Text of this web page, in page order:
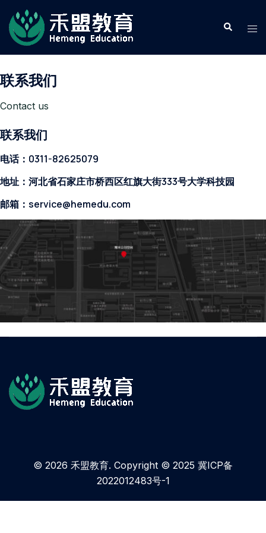
content
联系我们
Contact us
联系我们
电话：0311-82625079
地址：河北省石家庄市桥西区红旗大街333号大学科技园
邮箱：service@hemedu.com
© 2026 禾盟教育. Copyright © 2025 冀ICP备
2022012483号-1